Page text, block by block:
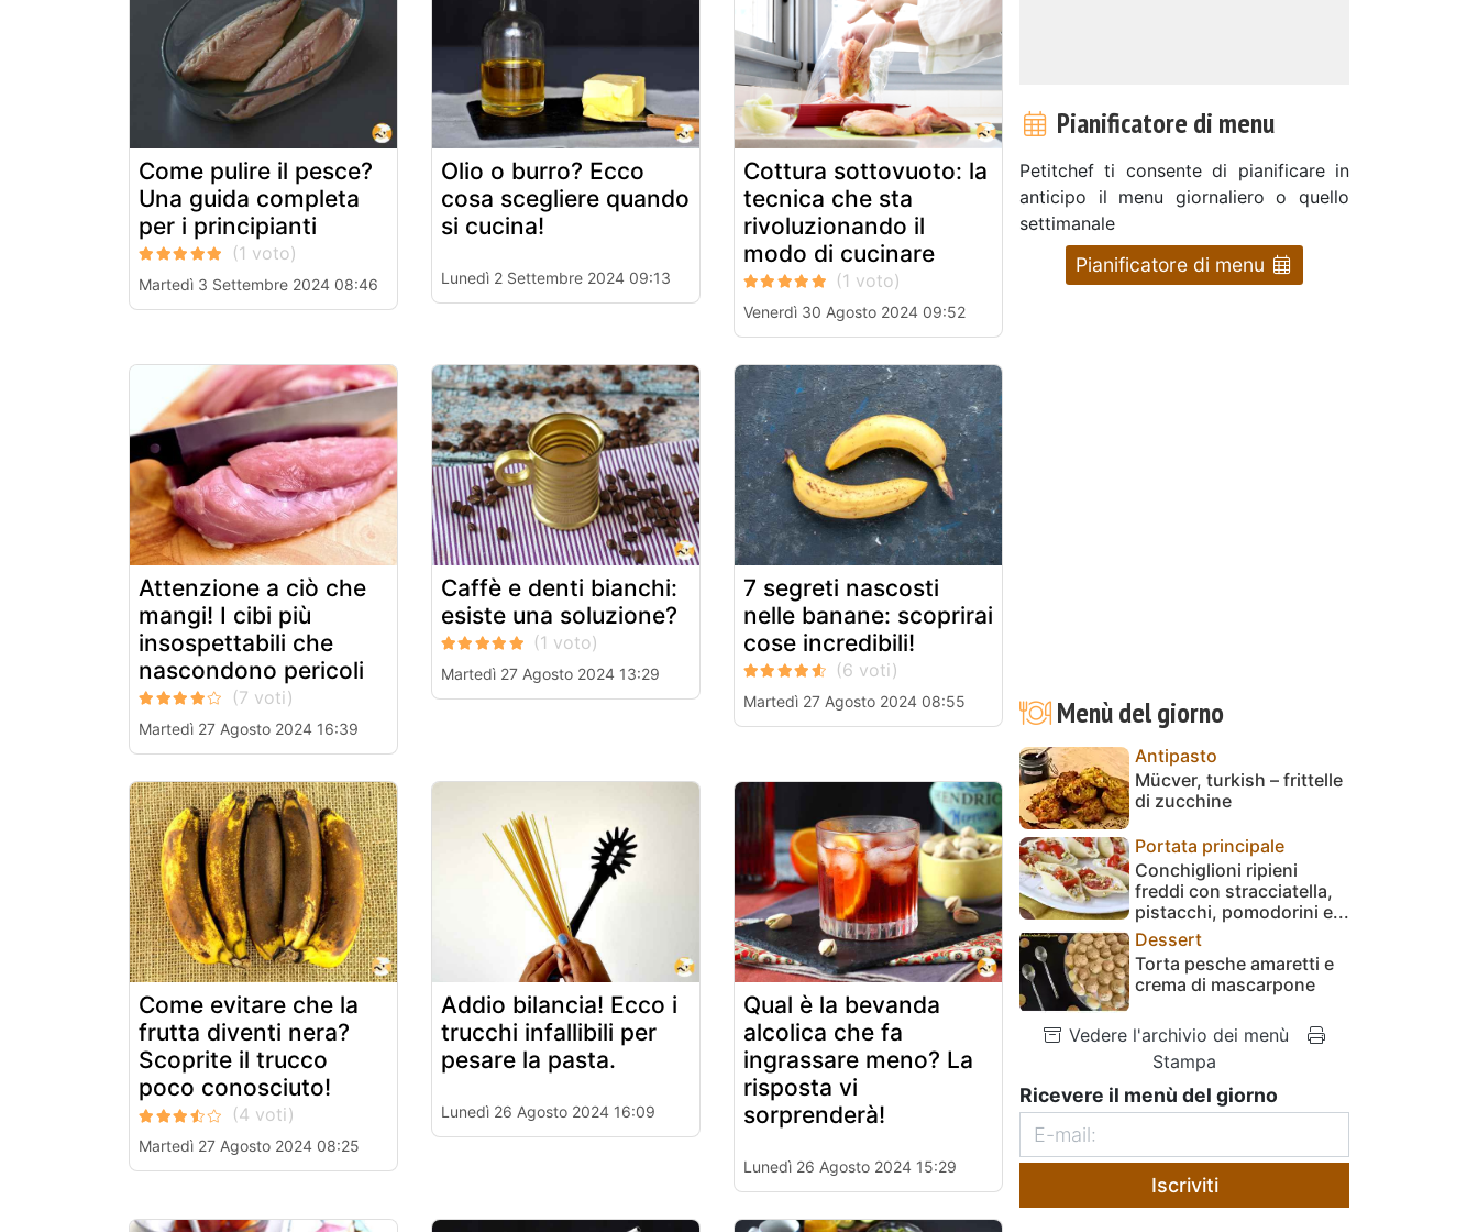
Come pulire il pesce?
Una guida completa
per i principianti
Martedì 3 Settembre 2024 08:46
Olio o burro? Ecco
cosa scegliere quando
si cucina!
Lunedì 2 Settembre 2024 09:13
Cottura sottovuoto: la
tecnica che sta
rivoluzionando il
modo di cucinare
Venerdì 30 Agosto 2024 09:52
Attenzione a ciò che
mangi! I cibi più
insospettabili che
nascondono pericoli
Martedì 27 Agosto 2024 16:39
Caffè e denti bianchi:
esiste una soluzione?
Martedì 27 Agosto 2024 13:29
7 segreti nascosti
nelle banane: scoprirai
cose incredibili!
Martedì 27 Agosto 2024 08:55
Come evitare che la
frutta diventi nera?
Scoprite il trucco
poco conosciuto!
Martedì 27 Agosto 2024 08:25
Addio bilancia! Ecco i
trucchi infallibili per
pesare la pasta.
Lunedì 26 Agosto 2024 16:09
Qual è la bevanda
alcolica che fa
ingrassare meno? La
risposta vi
sorprenderà!
Lunedì 26 Agosto 2024 15:29
Pianificatore di menu
Petitchef ti consente di pianificare in
anticipo il menu giornaliero o quello
settimanale
Pianificatore di menu
Menù del giorno
Antipasto
Mücver, turkish – frittelle
di zucchine
Portata principale
Conchiglioni ripieni
freddi con stracciatella,
pistacchi, pomodorini e...
Dessert
Torta pesche amaretti e
crema di mascarpone
Vedere l'archivio dei menù
Stampa
Ricevere il menù del giorno
Iscriviti